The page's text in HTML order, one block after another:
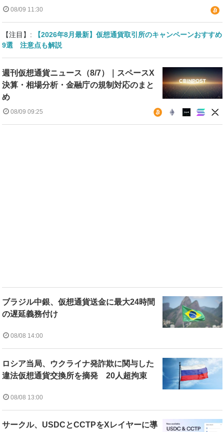
08/09 11:30
【注目】:
【2026年8月最新】仮想通貨取引所のキャンペーンおすすめ
9選 注意点も解説
週刊仮想通貨ニュース（8/7）｜スペースX
決算・相場分析・金融庁の規制対応のまと
め
08/09 09:25
ブラジル中銀、仮想通貨送金に最大24時間
の遅延義務付け
08/08 14:00
ロシア当局、ウクライナ発詐欺に関与した
違法仮想通貨交換所を摘発 20人超拘束
08/08 13:00
サークル、USDCとCCTPをXレイヤーに導